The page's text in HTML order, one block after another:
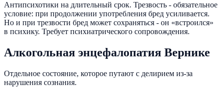
Антипсихотики на длительный срок. Трезвость - обязательное
условие: при продолжении употребления бред усиливается.
Но и при трезвости бред может сохраняться - он «встроился»
в психику. Требует психиатрического сопровождения.
Алкогольная энцефалопатия Вернике
Отдельное состояние, которое путают с делирием из-за
нарушения сознания.